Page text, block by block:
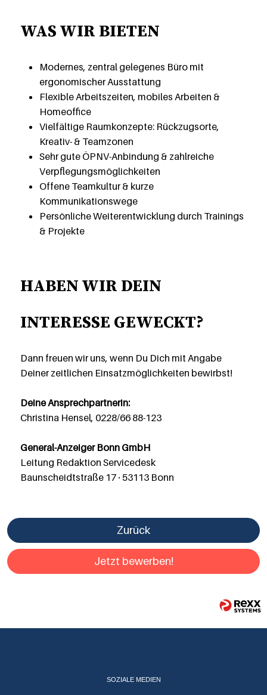
WAS WIR BIETEN
Modernes, zentral gelegenes Büro mit
ergonomischer Ausstattung
Flexible Arbeitszeiten, mobiles Arbeiten &
Homeoffice
Vielfältige Raumkonzepte: Rückzugsorte,
Kreativ- & Teamzonen
Sehr gute ÖPNV-Anbindung & zahlreiche
Verpflegungsmöglichkeiten
Offene Teamkultur & kurze
Kommunikationswege
Persönliche Weiterentwicklung durch Trainings
& Projekte
HABEN WIR DEIN
INTERESSE GEWECKT?
Dann freuen wir uns, wenn Du Dich mit Angabe
Deiner zeitlichen Einsatzmöglichkeiten bewirbst!
Deine Ansprechpartnerin:
Christina Hensel, 0228/66 88-123
General-Anzeiger Bonn GmbH
Leitung Redaktion Servicedesk
Baunscheidtstraße 17 · 53113 Bonn
Zurück
Jetzt bewerben!
SOZIALE MEDIEN